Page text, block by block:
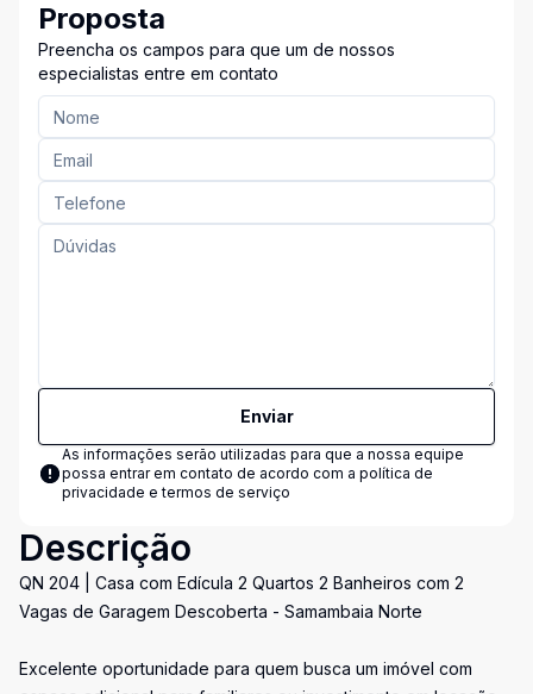
Proposta
Preencha os campos para que um de nossos
especialistas entre em contato
Enviar
As informações serão utilizadas para que a nossa equipe
possa entrar em contato de acordo com a política de
privacidade e termos de serviço
Descrição
QN 204 | Casa com Edícula 2 Quartos 2 Banheiros com 2
Vagas de Garagem Descoberta - Samambaia Norte
Excelente oportunidade para quem busca um imóvel com